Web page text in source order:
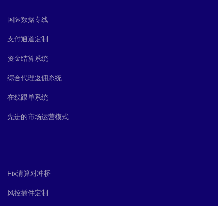
国际数据专线
支付通道定制
资金结算系统
综合代理返佣系统
在线跟单系统
先进的市场运营模式
Fix清算对冲桥
风控插件定制